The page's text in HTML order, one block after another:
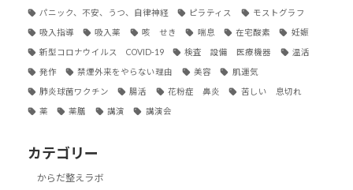
パニック、不安、うつ、自律神経 ピラティス モストグラフ
吸入指導 吸入薬 咳 せき 喘息 在宅酸素 妊娠
新型コロナウイルス COVID-19 検査 設備 医療機器 温活
発作 禁煙外来をやらない理由 美容 肌運気
肺炎球菌ワクチン 腸活 花粉症 鼻炎 苦しい 息切れ
薬 薬膳 講演 講演会
カテゴリー
からだ整えラボ